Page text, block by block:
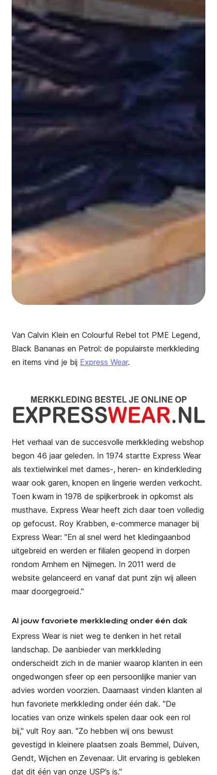
Van Calvin Klein en Colourful Rebel tot PME Legend,
Black Bananas en Petrol: de populairste merkkleding
en items vind je bij Express Wear.
Het verhaal van de succesvolle merkkleding webshop
begon 46 jaar geleden. In 1974 startte Express Wear
als textielwinkel met dames-, heren- en kinderkleding
waar ook garen, knopen en lingerie werden verkocht.
Toen kwam in 1978 de spijkerbroek in opkomst als
musthave. Express Wear heeft zich daar toen volledig
op gefocust. Roy Krabben, e-commerce manager bij
Express Wear: "En al snel werd het kledingaanbod
uitgebreid en werden er filialen geopend in dorpen
rondom Arnhem en Nijmegen. In 2011 werd de
website gelanceerd en vanaf dat punt zijn wij alleen
maar doorgegroeid."
Al jouw favoriete merkkleding onder één dak
Express Wear is niet weg te denken in het retail
landschap. De aanbieder van merkkleding
onderscheidt zich in de manier waarop klanten in een
ongedwongen sfeer op een persoonlijke manier van
advies worden voorzien. Daarnaast vinden klanten al
hun favoriete merkkleding onder één dak. "De
locaties van onze winkels spelen daar ook een rol
bij," vult Roy aan. "Zo hebben wij ons bewust
gevestigd in kleinere plaatsen zoals Bemmel, Duiven,
Gendt, Wijchen en Zevenaar. Uit ervaring is gebleken
dat dit één van onze USP’s is."